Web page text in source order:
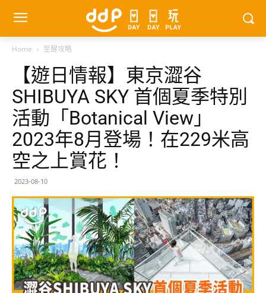
Home 至醒攻略
【遊日情報】東京澀谷
SHIBUYA SKY 首個夏季特別
活動「Botanical View」
2023年8月登場！在229米高
空之上賞花！
2023-08-10